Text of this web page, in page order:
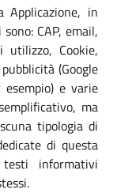
in
CAP, email,
utilizzo, Cookie,
(Google
e varie
ma
tipologia di
di questa
informativi